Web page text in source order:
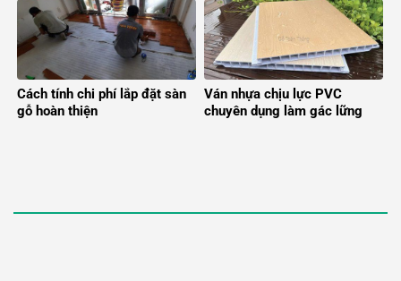
Cách tính chi phí lắp đặt sàn
gỗ hoàn thiện
Ván nhựa chịu lực PVC
chuyên dụng làm gác lững